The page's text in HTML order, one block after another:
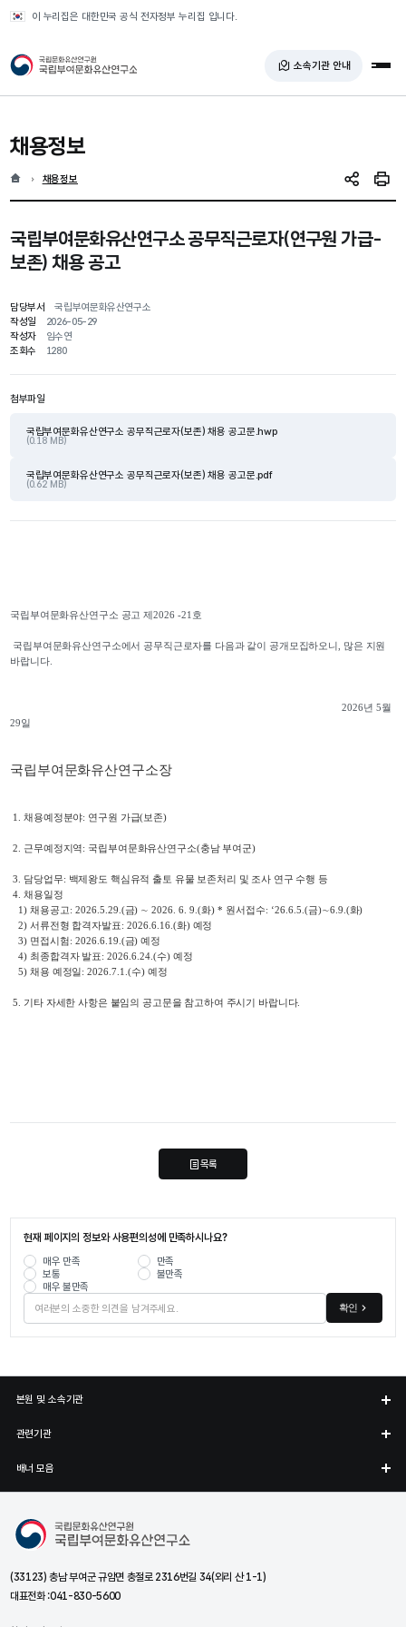
이 누리집은 대한민국 공식 전자정부 누리집 입니다.
국가유산청 국립부여문화유산연구소 소속기관 안내 전
채용정보
홈 현재 위치
채용정보 SNS 공유인쇄
국립부여문화유산연구소 공무직근로자(연구원 가급-
보존) 채용 공고
담당부서
국립부여문화유산연구소
작성일
2026-05-29
작성자
임수연
조회수
1280
첨부파일
국립부여문화유산연구소 공무직근로자(보존) 채용 공고문.hwp
(0.18 MB)
국립부여문화유산연구소 공무직근로자(보존) 채용 공고문.pdf
(0.62 MB)
국립부여문화유산연구소 공고 제 2026 -21호
국립부여문화유산연구소에서 공무직근로자를 다음과 같이 공개모집하오니, 많은 지원
바랍니다.
                                                                                                                          2026
년 5
29일
국립부여문화유산연구소장
1. 채용예정분야: 연구원 가급(보존)
2. 근무예정지역 : 국립부여문화유산연구소(충남 부여군)
3. 담당업무: 백제왕도 핵심유적 출토 유물 보존처리 및 조사 연구 수행 등
4. 채용일정
  1)
채용공고: 2026.5.29.(금) ∼ 2026. 6. 9.(화) * 원서접수: ‘26.6.5.(금)∼6.9.(화)
  2)
서류전형 합격자발표: 2026.6.16.(화) 예정
  3)
면접시험: 2026.6.19.(금) 예정
  4)
최종합격자 발표: 2026.6.24.(수) 예정
  5)
채용 예정일: 2026.7.1.(수) 예정
5. 기타 자세한 사항은 붙임의 공고문을 참고하여 주시기 바랍니다.
목록
현재 페이지의 정보와 사용편의성에 만족하시나요?
매우 만족
만족
보통
불만족
매우 불만족
확인
본원 및 소속기관
관련기관
배너 모음
국립부여문화유산연구소
(33123) 충남 부여군 규암면 충절로 2316번길 34(외리 산 1-1)
대표전화 :041-830-5600